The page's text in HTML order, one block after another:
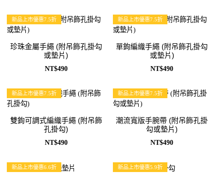
新品上市優惠7.5折
珍珠金屬手繩 (附吊飾孔掛勾
或墊片)
NT$490
新品上市優惠7.5折
單鉤編織手繩 (附吊飾孔掛勾
或墊片)
NT$490
新品上市優惠7.5折
雙鉤可調式編織手繩 (附吊飾
孔掛勾)
NT$490
新品上市優惠7.5折
潮流寬版手腕帶 (附吊飾孔掛
勾或墊片)
NT$490
新品上市優惠6.6折 新品上市優惠5.9折